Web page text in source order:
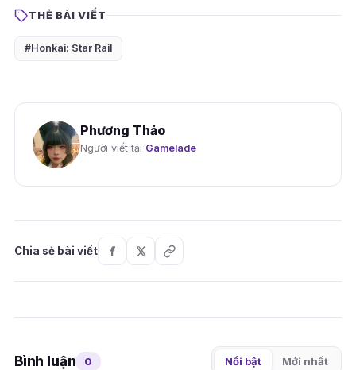
THẺ BÀI VIẾT
#Honkai: Star Rail
Phương Thảo
Người viết tại Gamelade
Chia sẻ bài viết
Bình luận 0 Nổi bật Mới nhất